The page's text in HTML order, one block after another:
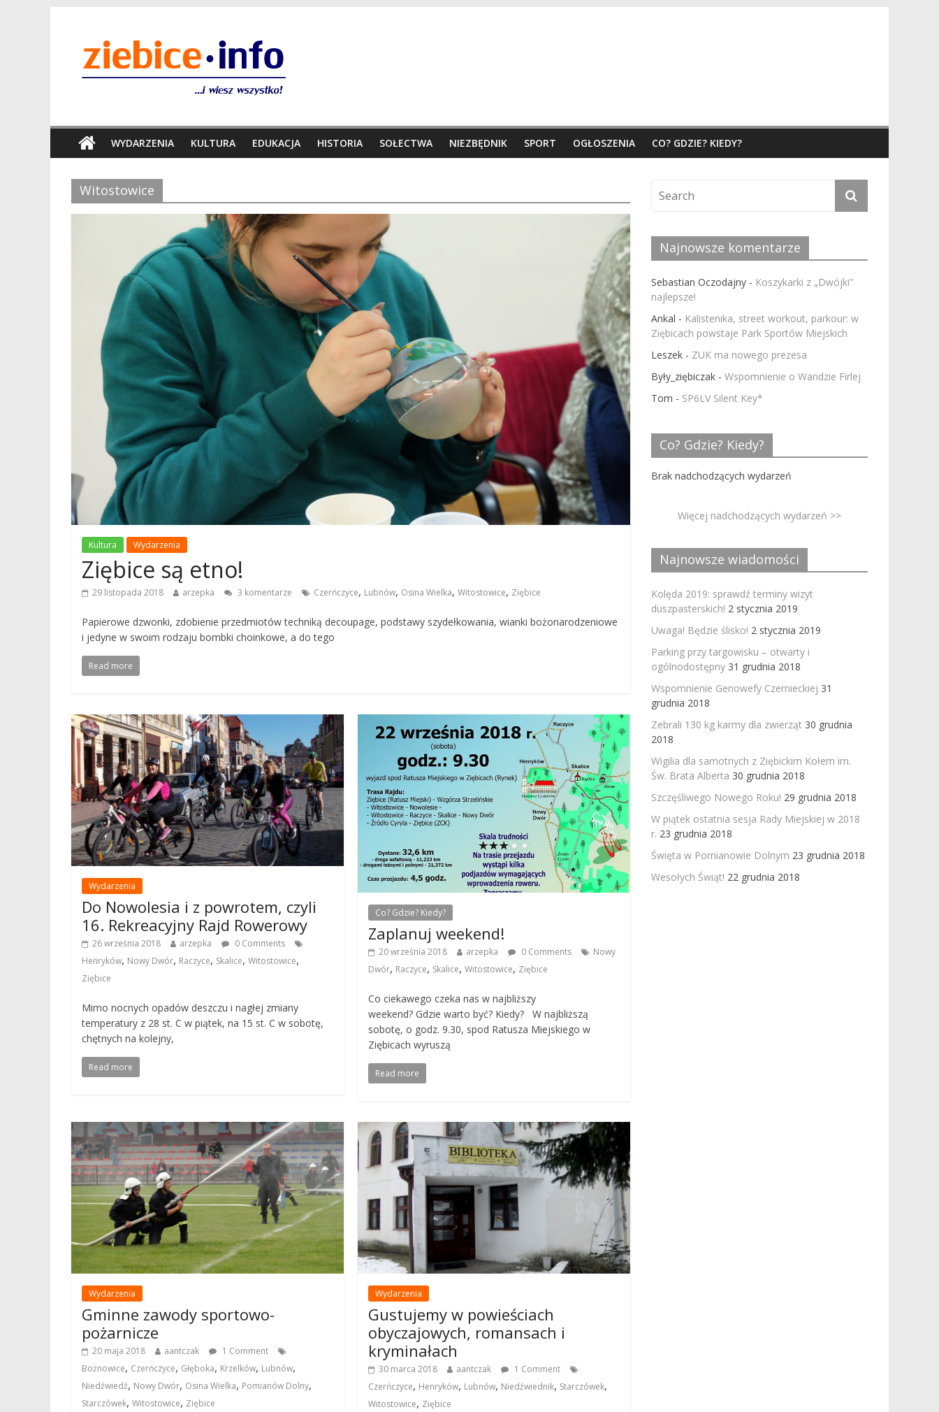
WYDARZENIA KULTURA EDUKACJA HISTORIA SOŁECTWA NIEZBĘDNIK SPORT OGŁOSZENIA CO? GDZIE? KIEDY?
Witostowice
Kultura Wydarzenia
Ziębice są etno!
29 listopada 2018 arzepka 3 komentarze Czerńczyce, Lubnów, Osina Wielka, Witostowice, Ziębice
Papierowe dzwonki, zdobienie przedmiotów techniką decoupage, podstawy szydełkowania, wianki bożonarodzeniowe
i jedyne w swoim rodzaju bombki choinkowe, a do tego
Read more
Wydarzenia
Do Nowolesia i z powrotem, czyli
16. Rekreacyjny Rajd Rowerowy
26 września 2018 arzepka
0 Comments
Henryków, Nowy Dwór, Raczyce, Skalice, Witostowice,
Ziębice
Mimo nocnych opadów deszczu i nagłej zmiany
temperatury z 28 st. C w piątek, na 15 st. C w sobotę,
chętnych na kolejny,
Read more
Co? Gdzie? Kiedy?
Zaplanuj weekend!
20 września 2018 arzepka 0 Comments
Nowy
Dwór, Raczyce, Skalice,Witostowice, Ziębice
Co ciekawego czeka nas w najbliższy
weekend? Gdzie warto być? Kiedy? W najbliższą
sobotę, o godz. 9.30, spod Ratusza Miejskiego w
Ziębicach wyruszą
Read more
Wydarzenia
Gminne zawody sportowo-
pożarnicze
20 maja 2018 aantczak
1 Comment
Bożnowice, Czerńczyce, Głęboka, Krzelków, Lubnów,
Niedźwiedź, Nowy Dwór, Osina Wielka, Pomianów Dolny,
Starczówek, Witostowice, Ziębice
Wydarzenia
Gustujemy w powieściach
obyczajowych, romansach i
kryminałach
30 marca 2018 aantczak
1 Comment
Czerńczyce, Henryków, Lubnów, Niedźwiednik, Starczówek,
Witostowice, Ziębice
Najnowsze komentarze
Sebastian Oczodajny - Koszykarki z „Dwójki”
najlepsze!
Ankal - Kalistenika, street workout, parkour: w
Ziębicach powstaje Park Sportów Miejskich
Leszek - ZUK ma nowego prezesa
Były_ziębiczak - Wspomnienie o Wandzie Firlej
Tom - SP6LV Silent Key*
Co? Gdzie? Kiedy?
Brak nadchodzących wydarzeń
Więcej nadchodzących wydarzeń >>
Najnowsze wiadomości
Kolęda 2019: sprawdź terminy wizyt
duszpasterskich! 2 stycznia 2019
Uwaga! Będzie ślisko! 2 stycznia 2019
Parking przy targowisku – otwarty i
ogólnodostępny 31 grudnia 2018
Wspomnienie Genowefy Czernieckiej 31
grudnia 2018
Zebrali 130 kg karmy dla zwierząt 30 grudnia
2018
Wigilia dla samotnych z Ziębickim Kołem im.
Św. Brata Alberta 30 grudnia 2018
Szczęśliwego Nowego Roku! 29 grudnia 2018
W piątek ostatnia sesja Rady Miejskiej w 2018
r. 23 grudnia 2018
Święta w Pomianowie Dolnym 23 grudnia 2018
Wesołych Świąt! 22 grudnia 2018